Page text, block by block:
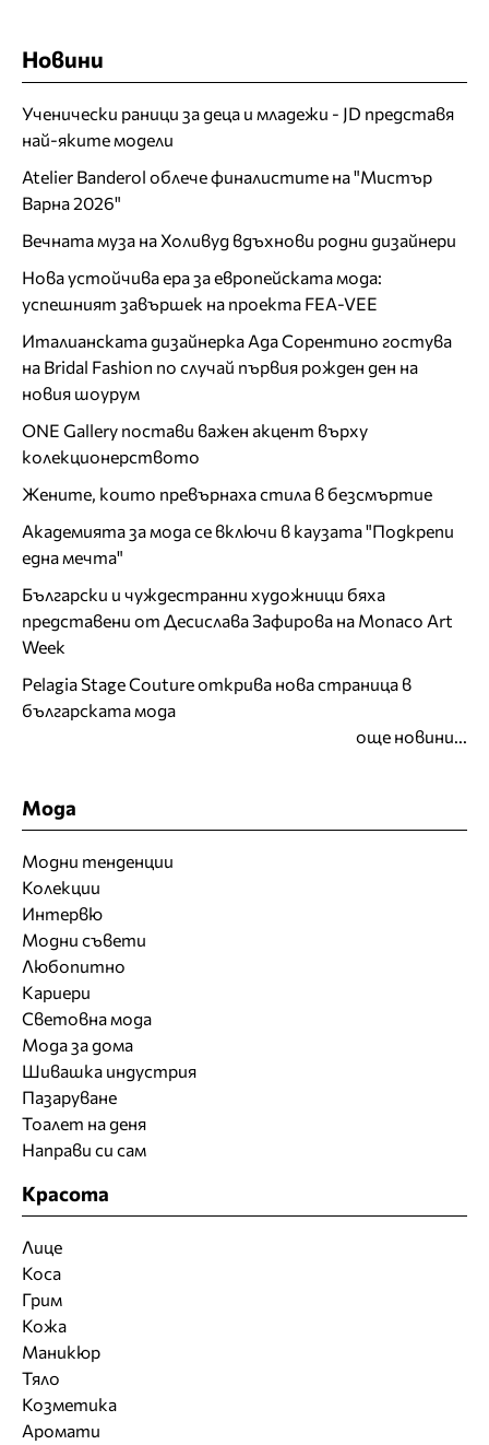
Новини
Ученически раници за деца и младежи - JD представя
най-яките модели
Atelier Banderol облече финалистите на "Мистър
Варна 2026"
Вечната муза на Холивуд вдъхнови родни дизайнери
Нова устойчива ера за европейската мода:
успешният завършек на проекта FEA-VEE
Италианската дизайнерка Ада Сорентино гостува
на Bridal Fashion по случай първия рожден ден на
новия шоурум
ONE Gallery постави важен акцент върху
колекционерството
Жените, които превърнаха стила в безсмъртие
Академията за мода се включи в каузата "Подкрепи
една мечта"
Български и чуждестранни художници бяха
представени от Десислава Зафирова на Monaco Art
Week
Pelagia Stage Couture открива нова страница в
българската мода
още новини...
Мода
Модни тенденции
Колекции
Интервю
Модни съвети
Любопитно
Кариери
Световна мода
Мода за дома
Шивашка индустрия
Пазаруване
Тоалет на деня
Направи си сам
Красота
Лице
Коса
Грим
Кожа
Маникюр
Тяло
Козметика
Аромати